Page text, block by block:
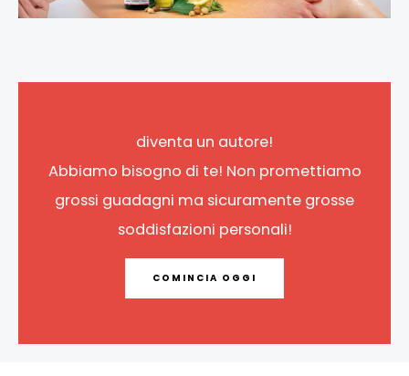
diventa un autore!
Abbiamo bisogno di te! Non promettiamo
grossi guadagni ma sicuramente grosse
soddisfazioni personali!
COMINCIA OGGI